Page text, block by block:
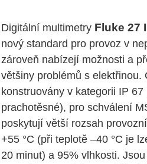
Digitální multimetry Fluke 27
nový standard pro provoz v
zároveň nabízejí možnosti a
většiny problémů s elektřinou.
konstruovány v kategorii IP 67
prachotěsné), pro schválení
poskytují větší rozsah
+55 °C (při teplotě –40 °C je
20 minut) a 95% vlhkosti.